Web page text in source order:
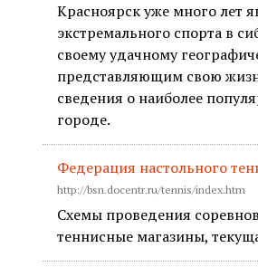
Красноярск уже много лет
экстремального спорта в
своему удачному
представляющим свою
сведения о наиболее
городе.
Федерация настольного
http://bsn.docentr.ru/tennis/index.htm
Схемы проведения
теннисные магазины,